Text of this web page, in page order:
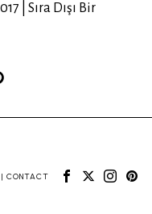
| Sıra Dışı Bir
CONTACT